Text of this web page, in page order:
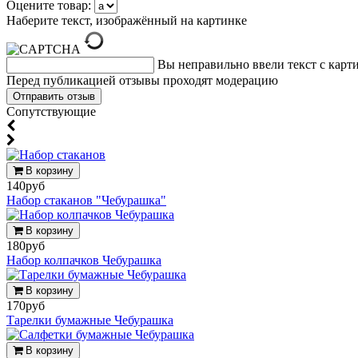
Оцените товар:
Наберите текст, изображённый на картинке
Вы неправильно ввели текст с
Перед публикацией отзывы проходят модерацию
Cопутствующие
В корзину
140руб
Набор стаканов "Чебурашка"
В корзину
180руб
Набор колпачков Чебурашка
В корзину
170руб
Тарелки бумажные Чебурашка
В корзину